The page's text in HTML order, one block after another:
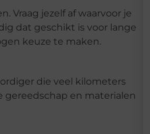
Vraag jezelf af waarvoor je
dat geschikt is voor lange
keuze te maken.
die veel kilometers
gereedschap en materialen